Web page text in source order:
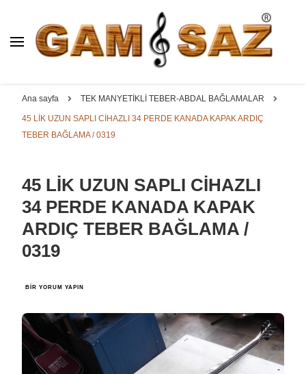
BAĞLAMA İMALAT / SATIŞ
YAPRAK || ELEKTRO ||
ÖZEL BAĞLAMA İMALAT /
Padok, Kompozit, Mat, Divan, Çöğür, Cura, Solak, Dede,
Oyma ve yaprak sazlar, özel imalat bağlamalar
Ana sayfa TEK MANYETİKLİ TEBER-ABDAL BAĞLAMALAR
45 LİK UZUN SAPLI CİHAZLI 34 PERDE KANADA KAPAK ARDIÇ
TEBER BAĞLAMA / 0319
45 LİK UZUN SAPLI CİHAZLI
34 PERDE KANADA KAPAK
ARDIÇ TEBER BAĞLAMA /
0319
45
SAPLI
CİHAZLI
PERDE
KANADA
KAPAK
BIR YORUM YAPIN